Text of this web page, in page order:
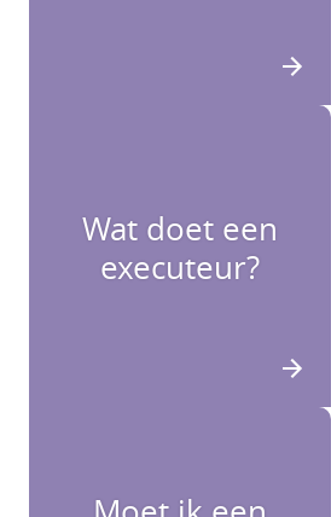
Wat doet een
executeur?